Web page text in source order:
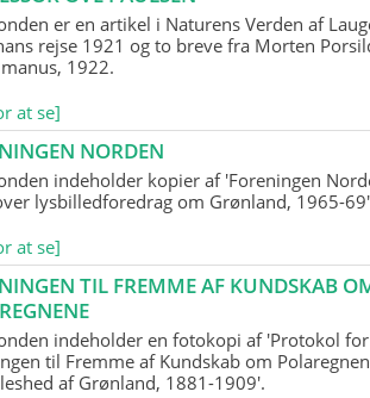
er en artikel i Naturens Verden af
rejse 1921 og to breve fra Morten
1922.
at se]
NORDEN
indeholder kopier af 'Foreningen
lysbilledforedrag om Grønland, 1965-
at se]
TIL FREMME AF KUNDSKAB
indeholder en fotokopi af 'Protokol for
til Fremme af Kundskab om
af Grønland, 1881-1909'.